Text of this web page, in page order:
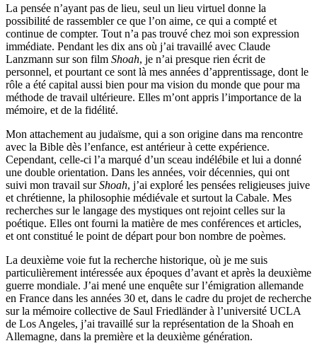
La pensée n’ayant pas de lieu, seul un lieu virtuel donne la
possibilité de rassembler ce que l’on aime, ce qui a compté et
continue de compter. Tout n’a pas trouvé chez moi son expression
immédiate. Pendant les dix ans où j’ai travaillé avec Claude
Lanzmann sur son film Shoah, je n’ai presque rien écrit de
personnel, et pourtant ce sont là mes années d’apprentissage, dont le
rôle a été capital aussi bien pour ma vision du monde que pour ma
méthode de travail ultérieure. Elles m’ont appris l’importance de la
mémoire, et de la fidélité.
Mon attachement au judaïsme, qui a son origine dans ma rencontre
avec la Bible dès l’enfance, est antérieur à cette expérience.
Cependant, celle-ci l’a marqué d’un sceau indélébile et lui a donné
une double orientation. Dans les années, voir décennies, qui ont
suivi mon travail surShoah, j’ai exploré les pensées religieuses juive
et chrétienne, la philosophie médiévale et surtout la Cabale. Mes
recherches sur le langage des mystiques ont rejoint celles sur la
poétique. Elles ont fourni la matière de mes conférences et articles,
et ont constitué le point de départ pour bon nombre de poèmes.
La deuxième voie fut la recherche historique, où je me suis
particulièrement intéressée aux époques d’avant et après la deuxième
guerre mondiale. J’ai mené une enquête sur l’émigration allemande
en France dans les années 30 et, dans le cadre du projet de recherche
sur la mémoire collective de Saul Friedländer à l’université UCLA
de Los Angeles, j’ai travaillé sur la représentation de la Shoah en
Allemagne, dans la première et la deuxième génération.